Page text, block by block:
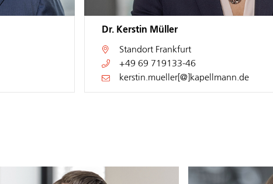
Dr. Kerstin Müller
Standort Frankfurt
+49 69 719133-46
kerstin.mueller[@]kapellmann.de